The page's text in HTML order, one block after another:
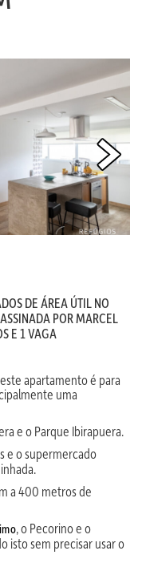
DE ÁREA ÚTIL NO
POR MARCEL
E 1 VAGA
apartamento é para
uma
e o Parque Ibirapuera.
e o supermercado
a 400 metros de
, o Pecorino e o
isto sem precisar usar o